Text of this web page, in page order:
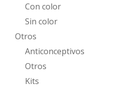
Con color
Sin color
Otros
Anticonceptivos
Otros
Kits